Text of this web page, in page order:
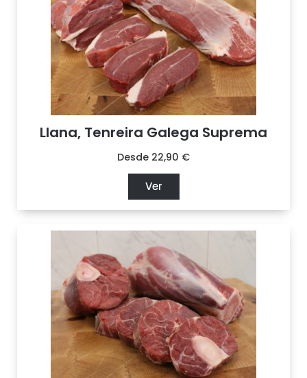
Llana, Tenreira Galega Suprema
Desde 22,90 €
Ver